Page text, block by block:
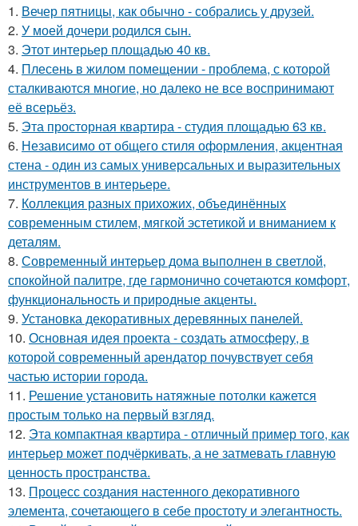
1. Вечер пятницы, как обычно - собрались у друзей.
2. У моей дочери родился сын.
3. Этот интерьер площадью 40 кв.
4. Плесень в жилом помещении - проблема, с которой
сталкиваются многие, но далеко не все воспринимают
её всерьёз.
5. Эта просторная квартира - студия площадью 63 кв.
6. Независимо от общего стиля оформления, акцентная
стена - один из самых универсальных и выразительных
инструментов в интерьере.
7. Коллекция разных прихожих, объединённых
современным стилем, мягкой эстетикой и вниманием к
деталям.
8. Современный интерьер дома выполнен в светлой,
спокойной палитре, где гармонично сочетаются комфорт,
функциональность и природные акценты.
9. Установка декоративных деревянных панелей.
10. Основная идея проекта - создать атмосферу, в
которой современный арендатор почувствует себя
частью истории города.
11. Решение установить натяжные потолки кажется
простым только на первый взгляд.
12. Эта компактная квартира - отличный пример того, как
интерьер может подчёркивать, а не затмевать главную
ценность пространства.
13. Процесс создания настенного декоративного
элемента, сочетающего в себе простоту и элегантность.